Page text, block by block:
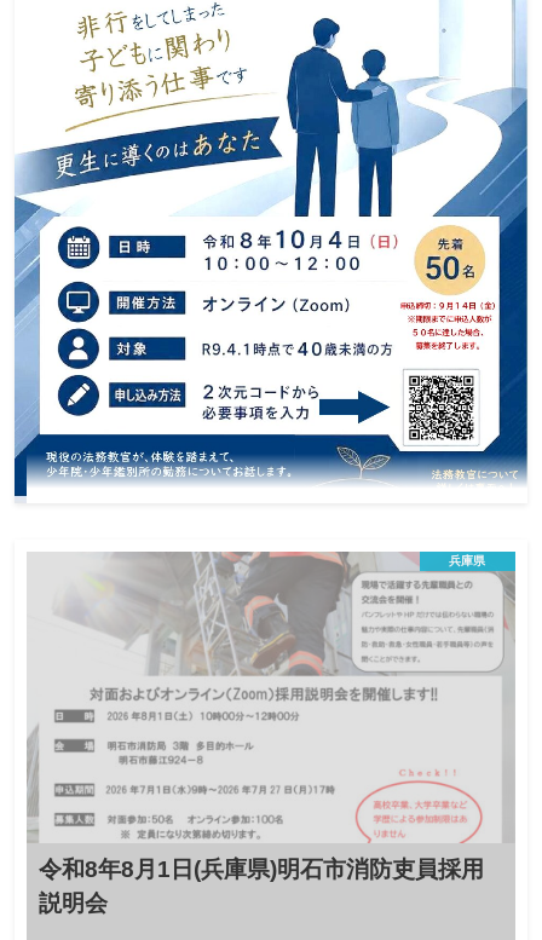
非行少年に関わる仕事に興味はありませんか？少年院・
少年鑑別所で働く法務教官による説明会を開催します！
日程 2026年10月4日（日）10:00～12:00
令和９年４月１日時点で４０歳未満の方
定員 定員５０名
2026年9月11日（金）までにチラシの二次元コード
兵庫県
令和8年8月1日(兵庫県)明石市消防吏員採用
説明会